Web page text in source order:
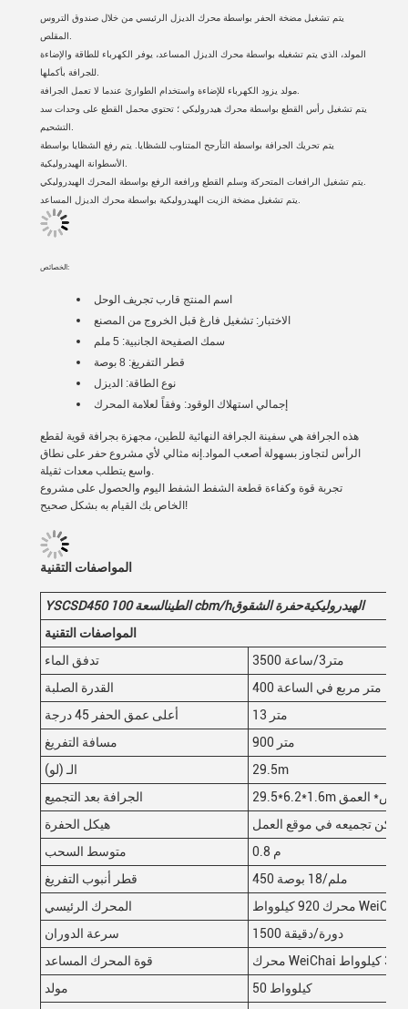
يتم تشغيل مضخة الحفر بواسطة محرك الديزل الرئيسي من خلال صندوق التروس
المولد، الذي يتم تشغيله بواسطة محرك الديزل المساعد، يوفر الكهرباء للطاقة والإضاءة
يتم تشغيل رأس القطع بواسطة محرك هيدروليكي ؛ تحتوي محمل القطع على وحدات سد
يتم تحريك الجرافة بواسطة التأرجح المتناوب للشظايا. يتم رفع الشظايا بواسطة
الخصائص:
اسم المنتج قارب تجريف الوحل
الاختبار: تشغيل فارغ قبل الخروج من المصنع
سمك الصفيحة الجانبية: 5 ملم
قطر التفريغ: 8 بوصة
نوع الطاقة: الديزل
إجمالي استهلاك الوقود: وفقاً لعلامة المحرك
هذه الجرافة هي سفينة الجرافة النهائية للطين، مجهزة بجرافة قوية لقطع
الرأس لتجاوز بسهولة أصعب المواد.إنه مثالي لأي مشروع حفر على نطاق
واسع يتطلب معدات ثقيلة.
تجربة قوة وكفاءة قطعة الشفط الشفط اليوم والحصول على مشروع
الخاص بك القيام به بشكل صحيح!
المواصفات التقنية
YSCSD450 الطينالسعة 100 cbm/h الهيدروليكيةحفرة الشقوق
المواصفات التقنية
تدفق الماء
3500 متر3/ساعة
القدرة الصلبة
400 متر مربع في الساعة
أعلى عمق الحفر 45 درجة
13 متر
مسافة التفريغ
900 متر
الـ (لو)
29.5m
الجرافة بعد التجميع
العمق
هيكل الحفرة
ويمكن تجميعه في موقع العمل
متوسط السحب
0.8 م
قطر أنبوب التفريغ
450 ملم/18 بوصة
المحرك الرئيسي
محرك 920 كيلوواط WeiChai
سرعة الدوران
1500 دورة/دقيقة
قوة المحرك المساعد
مولد
50 كيلوواط